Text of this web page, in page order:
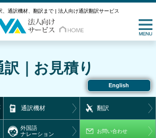
通訳機材、翻訳まで | 法人向け通訳翻訳サービス
訳｜お見積り
English
通訳機材 翻訳
外国語
ナレーション
お問い合わせ